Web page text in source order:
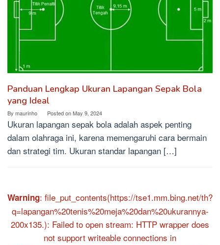
Panduan Lengkap Ukuran Lapangan Sepak Bola
yang Ideal
By maurinho Posted onMay 9, 2024
Ukuran lapangan sepak bola adalah aspek penting
dalam olahraga ini, karena memengaruhi cara bermain
dan strategi tim. Ukuran standar lapangan […]
Warning: file_put_contents(https://tse1.mm.bing.net/th?
q=lapangan%20tenis%20meja%20dan%20ukurannya-
200x135.): Failed to open stream: HTTP wrapper does
not support writeable connections in